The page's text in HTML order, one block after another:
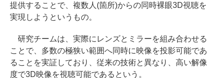
提供することで、複数人(箇所)からの同時裸眼3D視聴を
実現しようというもの。
研究チームは、実際にレンズとミラーを組み合わせる
ことで、多数の極狭い範囲へ同時に映像を投影可能であ
ることを実証しており、従来の技術と異なり、高い解像
度で3D映像を視聴可能であるという。